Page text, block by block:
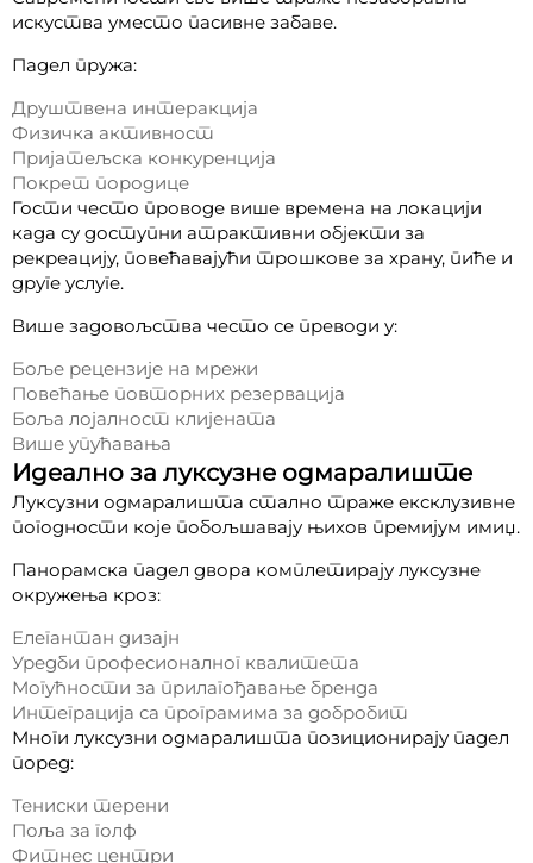
искуства уместо пасивне забаве.
Падел пружа:
Друштвена интеракција
Физичка активност
Пријатељска конкуренција
Покрет породице
Гости често проводе више времена на локацији
када су доступни атрактивни објекти за
рекреацију, повећавајући трошкове за храну, пиће и
друге услуге.
Више задовољства често се преводи у:
Боље рецензије на мрежи
Повећање повторних резервација
Боља лојалност клијената
Више упућавања
Идеално за луксузне одмаралиште
Луксузни одмаралишта стално траже ексклузивне
погодности које побољшавају њихов премијум имиџ.
Панорамска падел двора комплетирају луксузне
окружења кроз:
Елегантан дизајн
Уредби професионалног квалитета
Могућности за прилагођавање бренда
Интеграција са програмима за добробит
Многи луксузни одмаралишта позиционирају падел
поред:
Тениски терени
Поља за голф
Фитнес центри